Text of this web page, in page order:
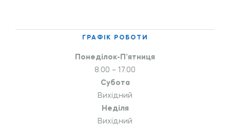
ГРАФІК РОБОТИ
Понеділок-П’ятниця
8.00 – 17.00
Субота
Вихідний
Неділя
Вихідний